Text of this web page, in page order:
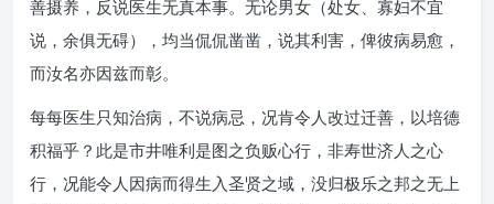
善摄养，反说医生无真本事。无论男女（处女、寡妇不宜
说，余俱无碍），均当侃侃凿凿，说其利害，俾彼病易愈，
而汝名亦因兹而彰。
每每医生只知治病，不说病忌，况肯令人改过迁善，以培德
积福乎？此是市井唯利是图之负贩心行，非寿世济人之心
行，况能令人因病而得生入圣贤之域，没归极乐之邦之无上